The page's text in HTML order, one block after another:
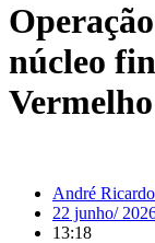
núcleo
Vermelho
André
22 junho/
13:18